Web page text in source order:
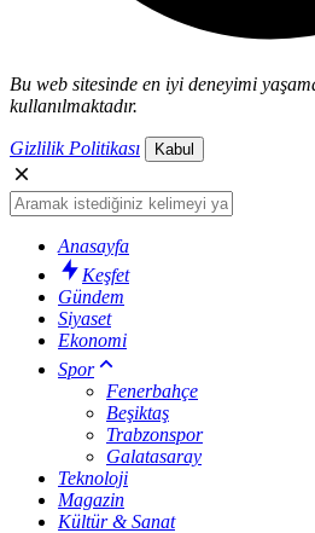
Bu web sitesinde en iyi deneyimi
kullanılmaktadır.
Gizlilik Politikası Kabul
Anasayfa
Keşfet
Gündem
Siyaset
Ekonomi
Spor
Fenerbahçe
Beşiktaş
Trabzonspor
Galatasaray
Teknoloji
Magazin
Kültür & Sanat